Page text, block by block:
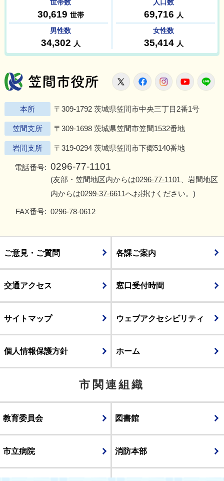
笠間市役所
X FacebookInstagram
本所 〒309-1792 茨城県笠間市中央三丁目2番1号
笠間支所 〒309-1698 茨城県笠間市笠間1532番地
岩間支所 〒319-0294 茨城県笠間市下郷5140番地
電話番号: 0296-77-1101
(友部・笠間地区内からは0296-77-1101 、岩間地区
内からは0299-37-6611へお掛けください。)
FAX番号: 0296-78-0612
ご意見・ご質問 各課ご案内
交通アクセス 窓口受付時間
サイトマップ ウェブアクセシビリティ
個人情報保護方針 ホーム
市関連組織
教育委員会 図書館
市立病院 消防本部